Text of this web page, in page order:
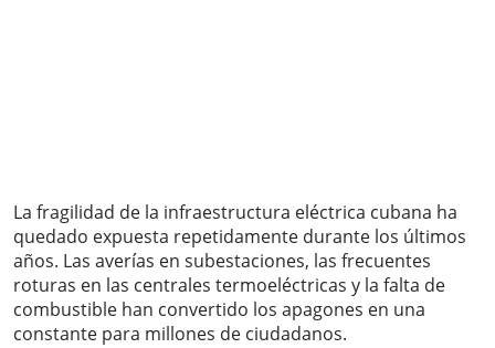
La fragilidad de la infraestructura eléctrica cubana ha
quedado expuesta repetidamente durante los últimos
años. Las averías en subestaciones, las frecuentes
roturas en las centrales termoeléctricas y la falta de
combustible han convertido los apagones en una
constante para millones de ciudadanos.